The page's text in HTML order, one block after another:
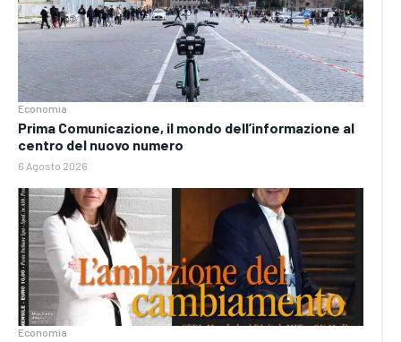
Economia
Prima Comunicazione, il mondo dell’informazione al
centro del nuovo numero
6 Agosto 2026
Economia